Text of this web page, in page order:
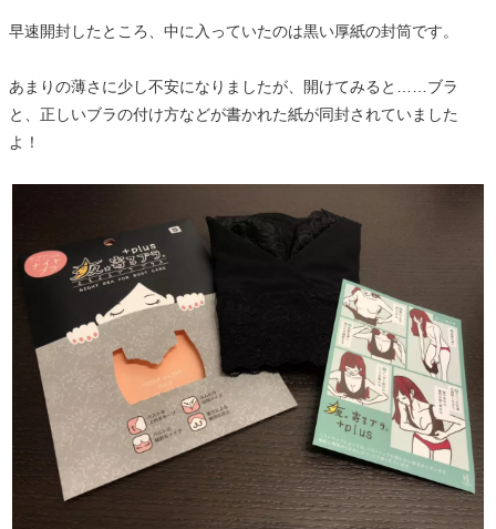
早速開封したところ、中に入っていたのは黒い厚紙の封筒です。
あまりの薄さに少し不安になりましたが、開けてみると……ブラ
と、正しいブラの付け方などが書かれた紙が同封されていました
よ！